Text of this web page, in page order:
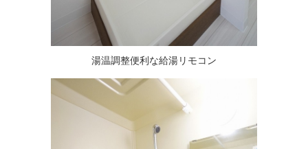
湯温調整便利な給湯リモコン